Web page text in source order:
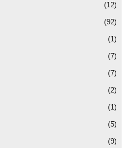
(12)
(92)
(1)
(7)
(7)
(2)
(1)
(5)
(9)